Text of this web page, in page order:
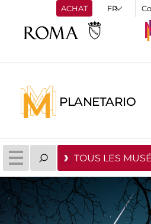
ACHAT
PLANETARIO
TOUS LES